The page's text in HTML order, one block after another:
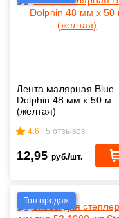
Лента малярная Blue
Dolphin 48 мм х 50 м
(желтая)
4.6 5 отзывов
12,95 руб./шт.
Топ продаж